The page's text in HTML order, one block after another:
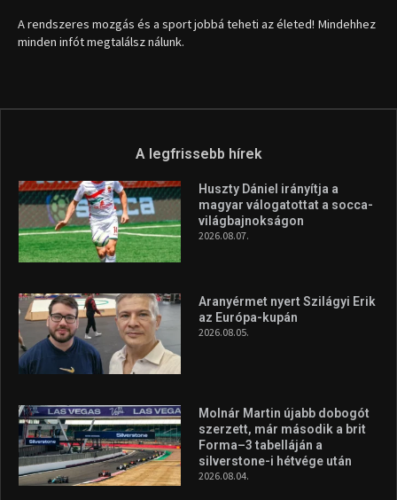
A rendszeres mozgás és a sport jobbá teheti az életed! Mindehhez
minden infót megtalálsz nálunk.
A legfrissebb hírek
Huszty Dániel irányítja a
magyar válogatottat a socca-
világbajnokságon
2026.08.07.
Aranyérmet nyert Szilágyi Erik
az Európa-kupán
2026.08.05.
Molnár Martin újabb dobogót
szerzett, már második a brit
Forma–3 tabelláján a
silverstone-i hétvége után
2026.08.04.